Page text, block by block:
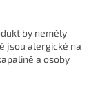
by neměly
jsou alergické na
a osoby